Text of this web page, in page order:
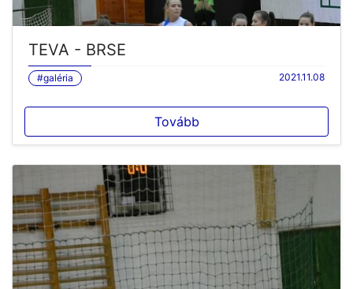
TEVA - BRSE
#galéria 2021.11.08
Tovább